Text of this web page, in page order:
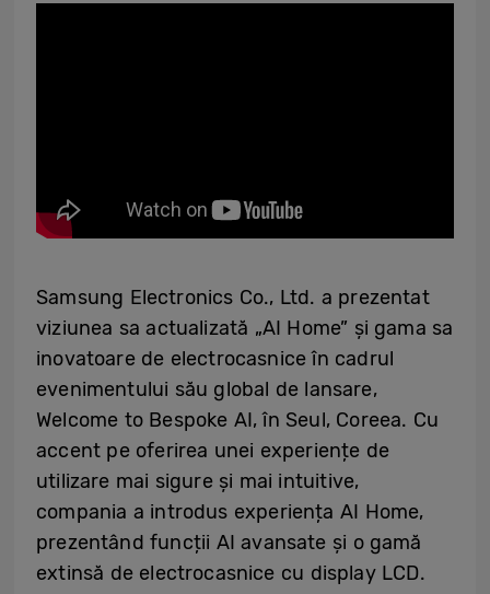
Samsung Electronics Co., Ltd. a prezentat
viziunea sa actualizată „AI Home” și gama sa
inovatoare de electrocasnice în cadrul
evenimentului său global de lansare,
Welcome to Bespoke AI, în Seul, Coreea. Cu
accent pe oferirea unei experiențe de
utilizare mai sigure și mai intuitive,
compania a introdus experiența AI Home,
prezentând funcții AI avansate și o gamă
extinsă de electrocasnice cu display LCD.